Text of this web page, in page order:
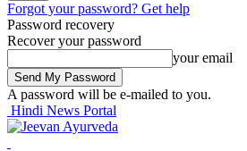
Forgot your password? Get help
Password recovery
Recover your password
your email
A password will be e-mailed to you.
Hindi News Portal